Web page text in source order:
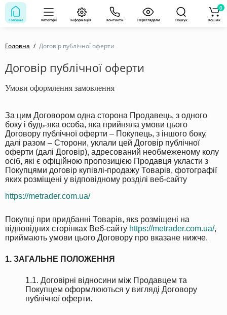
Головна Категорії Інформація Контакти Переглядали Пошук Кошик
0
Головна Договір публічної оферти
Договір публічної оферти
Умови оформлення замовлення
За цим Договором одна сторона Продавець, з одного
боку і будь-яка особа, яка прийняла умови цього
Договору публічної оферти – Покупець, з іншого боку,
далі разом – Сторони, уклали цей Договір публічної
оферти (далі Договір), адресований необмеженому колу
осіб, які є офіційною пропозицією Продавця укласти з
Покупцями договір купівлі-продажу Товарів, фотографії
яких розміщені у відповідному розділі веб-сайту
https://metrader.com.ua/
Покупці при придбанні Товарів, якs розміщені на
відповідних сторінках Веб-сайту https://metrader.com.ua/,
приймають умови цього Договору про вказане нижче.
1. ЗАГАЛЬНЕ ПОЛОЖЕННЯ
1.1. Договірні відносини між Продавцем та
Покупцем оформлюються у вигляді Договору
публічної оферти.